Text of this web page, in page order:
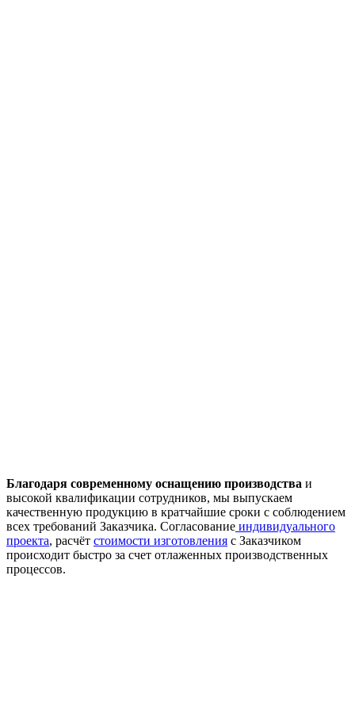
Благодаря современному оснащению производства и
высокой квалификации сотрудников, мы выпускаем
качественную продукцию в кратчайшие сроки с соблюдением
всех требований Заказчика. Согласование индивидуального
проекта, расчёт стоимости изготовления с Заказчиком
происходит быстро за счет отлаженных производственных
процессов.